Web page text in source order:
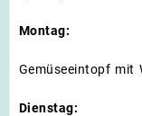
Montag:
Gemüseeintopf mit
Dienstag: